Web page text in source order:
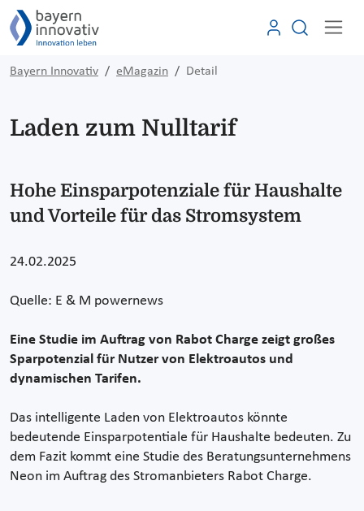
Bayern Innovativ eMagazin Detail
Laden zum Nulltarif
Hohe Einsparpotenziale für Haushalte
und Vorteile für das Stromsystem
24.02.2025
Quelle: E & M powernews
Eine Studie im Auftrag von Rabot Charge zeigt großes
Sparpotenzial für Nutzer von Elektroautos und
dynamischen Tarifen.
Das intelligente Laden von Elektroautos könnte
bedeutende Einsparpotentiale für Haushalte bedeuten. Zu
dem Fazit kommt eine Studie des Beratungsunternehmens
Neon im Auftrag des Stromanbieters Rabot Charge.